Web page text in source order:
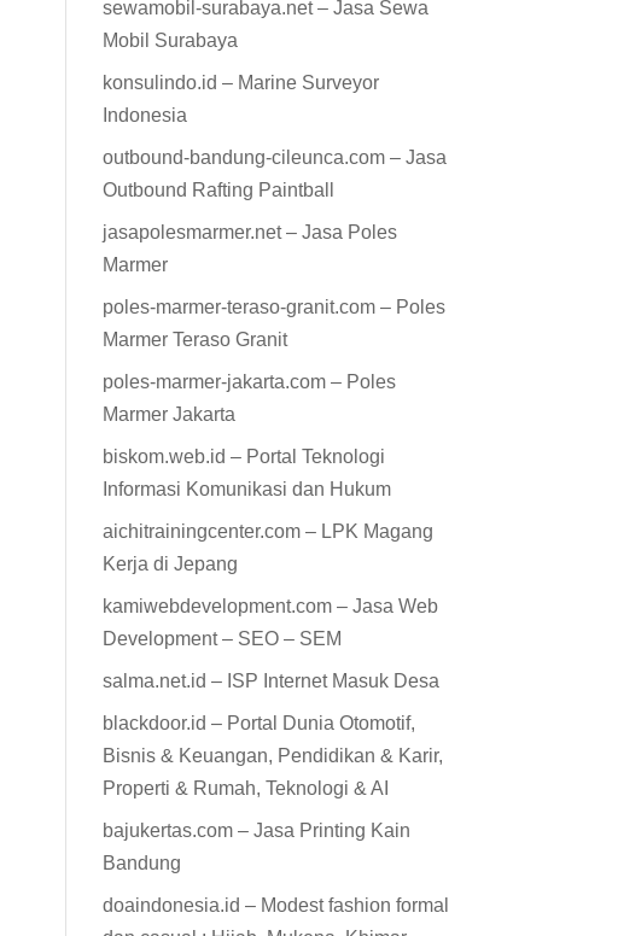
sewamobil-surabaya.net – Jasa Sewa
Mobil Surabaya
konsulindo.id – Marine Surveyor
Indonesia
outbound-bandung-cileunca.com – Jasa
Outbound Rafting Paintball
jasapolesmarmer.net – Jasa Poles
Marmer
poles-marmer-teraso-granit.com – Poles
Marmer Teraso Granit
poles-marmer-jakarta.com – Poles
Marmer Jakarta
biskom.web.id – Portal Teknologi
Informasi Komunikasi dan Hukum
aichitrainingcenter.com – LPK Magang
Kerja di Jepang
kamiwebdevelopment.com – Jasa Web
Development – SEO – SEM
salma.net.id – ISP Internet Masuk Desa
blackdoor.id – Portal Dunia Otomotif,
Bisnis & Keuangan, Pendidikan & Karir,
Properti & Rumah, Teknologi & AI
bajukertas.com – Jasa Printing Kain
Bandung
doaindonesia.id – Modest fashion formal